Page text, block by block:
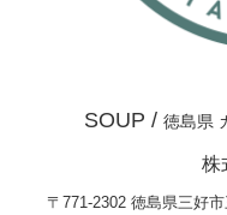
SOUP / 徳島県
株
〒771-2302 徳島県三好